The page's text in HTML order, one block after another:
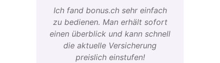
Ich fand bonus.ch sehr einfach
zu bedienen. Man erhält sofort
einen überblick und kann schnell
die aktuelle Versicherung
preislich einstufen!